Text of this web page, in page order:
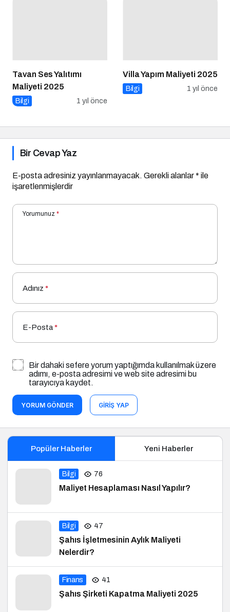
Tavan Ses Yalıtımı
Maliyeti 2025
Bilgi 1 yıl önce
Villa Yapım Maliyeti 2025
Bilgi 1 yıl önce
Bir Cevap Yaz
E-posta adresiniz yayınlanmayacak. Gerekli alanlar* ile
işaretlenmişlerdir
Yorumunuz *
Adınız *
E-Posta*
Bir dahaki sefere yorum yaptığımda kullanılmak üzere
adımı, e-posta adresimi ve web site adresimi bu
tarayıcıya kaydet.
YORUM GÖNDER GIRIŞ YAP
Popüler Haberler Yeni Haberler
Bilgi 76
Maliyet Hesaplaması Nasıl Yapılır?
Bilgi 47
Şahıs İşletmesinin Aylık Maliyeti
Nelerdir?
Finans 41
Şahıs Şirketi Kapatma Maliyeti 2025